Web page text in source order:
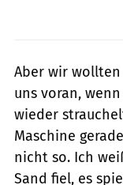
Aber wir wollten
uns voran,
wieder
Maschine
nicht so. Ich
Sand fiel, es